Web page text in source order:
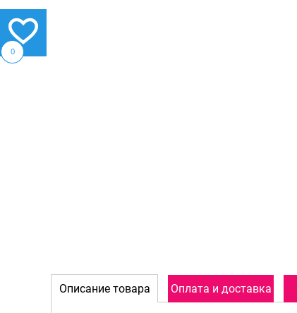
Описание товара Оплата и доставка
0